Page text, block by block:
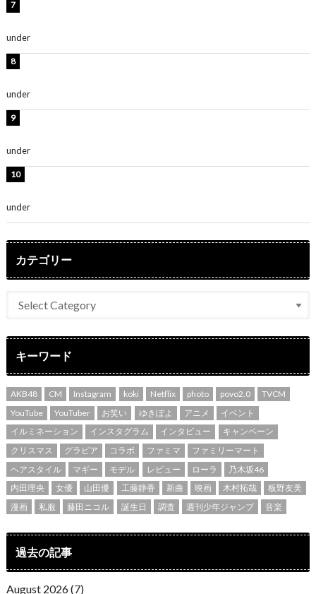
under
under
under
under
カテゴリー
キーワード
AKB48 CM Instagram koki Netflix photo povo2.0
TVCM
YouTube
YouTuber お笑い ゆきぽよ アニメ
イベント
イルミネーション
インスタグラム インタビュー
キャンペーン
クリスマス
グラビア コラボ ファミマ
ファミリーマート
ヘアスタイル
マギー モデル レビュー ローラ
乃木坂46
内田理央
女優 山田優 工藤静香 新曲 映画 木村拓哉
板野友美
漫画
私服 藤田ニコル 誕生日 調査 週刊少年ジャンプ 音楽
過去の記事
August 2026 (7)